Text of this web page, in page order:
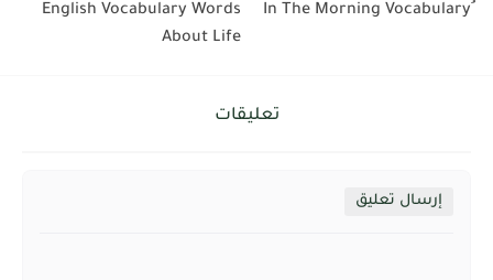
English Vocabulary Words
About Life
تعليقات
إرسال تعليق